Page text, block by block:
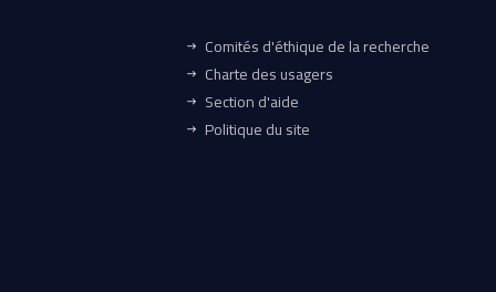
Comités d'éthique de la recherche
Charte des usagers
Section d'aide
Politique du site